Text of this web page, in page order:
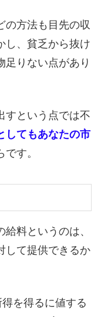
の方法も目先の収
し、貧乏から抜け
足りない点があり
すという点では不
してもあなたの市
です。
料というのは、
して提供できるか
を得るに値する